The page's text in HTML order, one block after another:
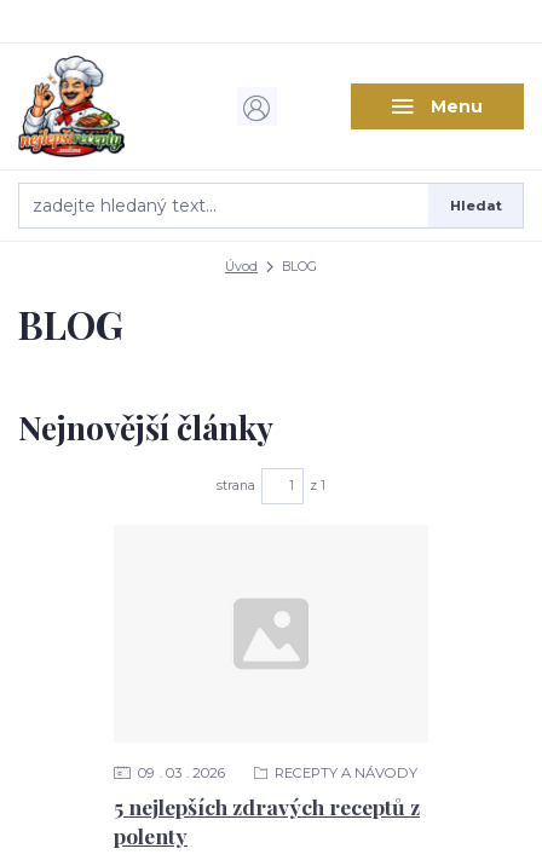
Menu
Hledat
Úvod BLOG
BLOG
Nejnovější články
strana z 1
5 nejlepších zdravých receptů z
polenty
09 03 2026 RECEPTY A NÁVODY